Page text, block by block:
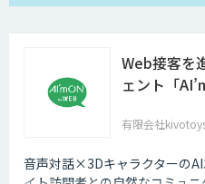
Web接客を
ェント「
有限会社
音声対話×3Dキャラクターの